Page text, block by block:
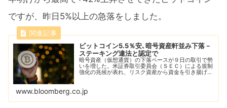
ですが、昨日5%以上の急落をしました。
ビットコイン5.5％安､暗号資産軒並み下落－
ステーキング違法と認定で
暗号資産（仮想通貨）の下落ペースが９日の取引で勢
いを増した。米証券取引委員会（ＳＥＣ）による規制
強化の兆候が表れ、リスク資産から資金を引き揚げる
www.bloomberg.co.jp